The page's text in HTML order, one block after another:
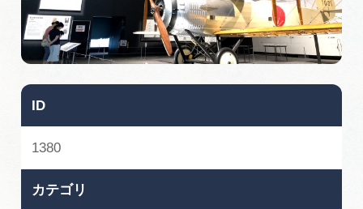
旅の予約
早わかり岐阜
ID
1380
カテゴリ